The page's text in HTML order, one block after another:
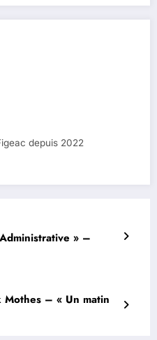
depuis 2022
» –
Mothes – « Un matin